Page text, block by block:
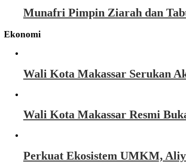
Munafri Pimpin Ziarah dan
Ekonomi
Wali Kota Makassar Serukan
Wali Kota Makassar Resmi
Perkuat Ekosistem UMKM,